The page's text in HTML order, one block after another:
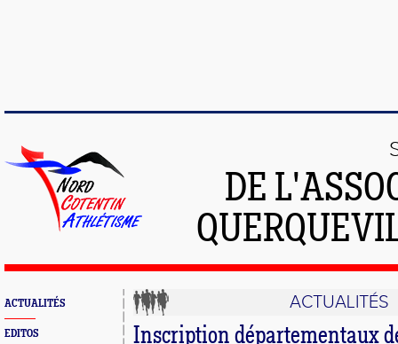
DE
ACTUALITÉS
EDITOS
ACTUALITÉS
Inscription départementaux